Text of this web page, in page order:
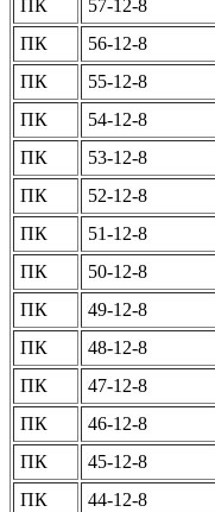
ПК
57-12-8
ПК
56-12-8
ПК
55-12-8
ПК
54-12-8
ПК
53-12-8
ПК
52-12-8
ПК
51-12-8
ПК
50-12-8
ПК
49-12-8
ПК
48-12-8
ПК
47-12-8
ПК
46-12-8
ПК
45-12-8
ПК
44-12-8